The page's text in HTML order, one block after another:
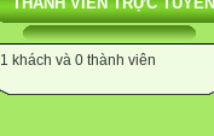
1 khách và 0 thành viên